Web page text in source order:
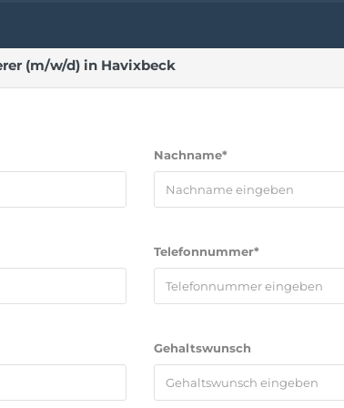
(m/w/d) in Havixbeck
Nachname*
Telefonnummer*
Gehaltswunsch